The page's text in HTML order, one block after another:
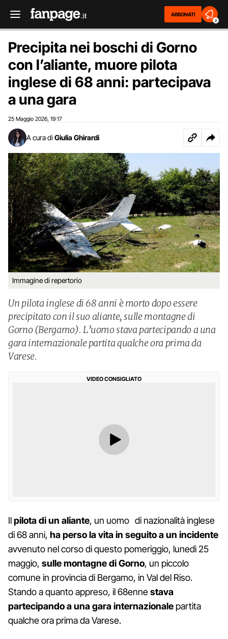
ABBONATI
2
Precipita nei boschi di Gorno
con l’aliante, muore pilota
inglese di 68 anni: partecipava
a una gara
25 Maggio 2026 19:17
A cura di Giulia Ghirardi
Immagine di repertorio
Un pilota inglese di 68 anni è morto dopo essere
precipitato con il suo aliante, sulle montagne di
Gorno (Bergamo). L’uomo stava partecipando a una
gara internazionale partita qualche ora prima da
Varese.
VIDEO CONSIGLIATO
Ilpilota di un aliante, un uomo di nazionalità inglese
di 68 anni, ha perso la vita in seguito a un incidente
avvenuto nel corso di questo pomeriggio, lunedì 25
maggio, sulle montagne di Gorno, un piccolo
comune in provincia di Bergamo, in Val del Riso.
Stando a quanto appreso, il 68ennestava
partecipando a una gara internazionale partita
qualche ora prima da Varese.